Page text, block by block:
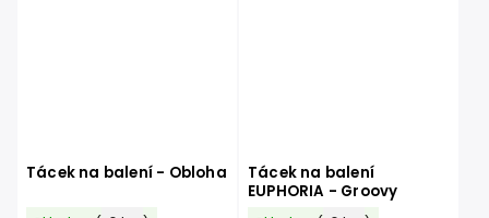
Tácek na balení - Obloha
Tácek na balení
EUPHORIA - Groovy